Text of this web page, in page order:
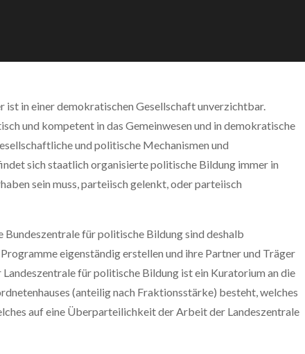
in einer demokratischen Gesellschaft unverzichtbar.
und kompetent in das Gemeinwesen und in demokratische
und politische Mechanismen und
sich staatlich organisierte politische Bildung immer in
sein muss, parteiisch gelenkt, oder parteiisch
für politische Bildung sind deshalb
eigenständig erstellen und ihre Partner und Träger
für politische Bildung ist ein Kuratorium an die
(anteilig nach Fraktionsstärke) besteht, welches
auf eine Überparteilichkeit der Arbeit der Landeszentrale